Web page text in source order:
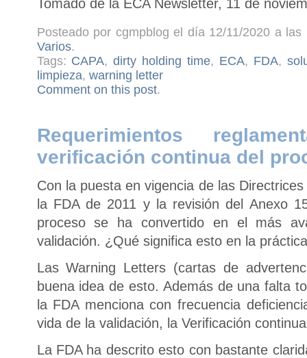
Tomado de la ECA Newsletter, 11 de
Posteado por cgmpblog el día 12/11/2020 a
Varios.
Tags: CAPA,dirty holding time, ECA, FDA,
limpieza, warning letter
Comment on this post.
Requerimientos
verificación continua del
Con la puesta en vigencia de las
la FDA de 2011 y la revisión del Anexo
proceso se ha convertido en el más
validación. ¿Qué significa esto en la
Las Warning Letters (cartas de
buena idea de esto. Además de una falta
la FDA menciona con frecuencia
vida de la validación, la Verificación
La FDA ha descrito esto con bastante